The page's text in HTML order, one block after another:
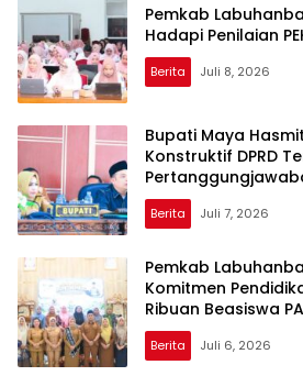
Pemkab
Hadapi Penilaian
Berita Juli 8, 2026
Bupati Maya
Konstruktif DPRD
Berita Juli 7, 2026
Pemkab
Komitmen
Ribuan Beasiswa
Berita Juli 6, 2026